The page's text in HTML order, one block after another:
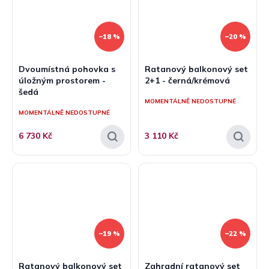
–18 %
Dvoumístná pohovka s
úložným prostorem -
šedá
MOMENTÁLNĚ NEDOSTUPNÉ
6 730 Kč
–20 %
Ratanový balkonový set
2+1 - černá/krémová
MOMENTÁLNĚ NEDOSTUPNÉ
3 110 Kč
–19 %
Ratanový balkonový set
–22 %
Zahradní ratanový set